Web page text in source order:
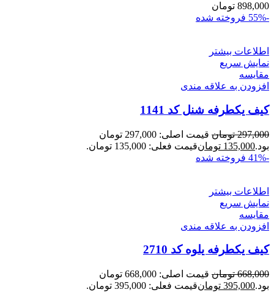
898,000 تومان
-55%
فروخته شده
اطلاعات بیشتر
نمایش سریع
مقايسه
افزودن به علاقه مندی
کیف یکطرفه شنل کد 1141
297,000 تومان
قیمت اصلی: 297,000 تومان
بود.135,000 تومانقیمت فعلی: 135,000 تومان.
-41%
فروخته شده
اطلاعات بیشتر
نمایش سریع
مقايسه
افزودن به علاقه مندی
کیف یکطرفه یلوه کد 2710
668,000 تومان
قیمت اصلی: 668,000 تومان
بود.395,000 تومانقیمت فعلی: 395,000 تومان.